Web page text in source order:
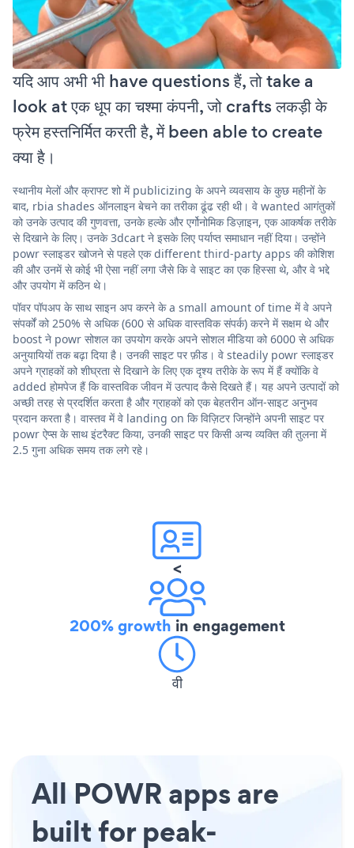
यदि आप अभी भी have questions हैं, तो take a
look at एक धूप का चश्मा कंपनी, जो crafts लकड़ी के
फ्रेम हस्तनिर्मित करती है, में been able to create
क्या है।
स्थानीय मेलों और क्राफ्ट शो में publicizing के अपने व्यवसाय के कुछ महीनों के
बाद, rbia shades ऑनलाइन बेचने का तरीका ढूंढ रही थी। वे wanted आगंतुकों
को उनके उत्पाद की गुणवत्ता, उनके हल्के और एर्गोनोमिक डिज़ाइन, एक आकर्षक तरीके
से दिखाने के लिए। उनके 3dcart ने इसके लिए पर्याप्त समाधान नहीं दिया। उन्होंने
powr स्लाइडर खोजने से पहले एक different third-party apps की कोशिश
की और उनमें से कोई भी ऐसा नहीं लगा जैसे कि वे साइट का एक हिस्सा थे, और वे भद्दे
और उपयोग में कठिन थे।
पॉवर पॉपअप के साथ साइन अप करने के a small amount of time में वे अपने
संपर्कों को 250% से अधिक (600 से अधिक वास्तविक संपर्क) करने में सक्षम थे और
boost ने powr सोशल का उपयोग करके अपने सोशल मीडिया को 6000 से अधिक
अनुयायियों तक बढ़ा दिया है। उनकी साइट पर फ़ीड। वे steadily powr स्लाइडर
अपने ग्राहकों को शीघ्रता से दिखाने के लिए एक दृश्य तरीके के रूप में हैं क्योंकि वे
added होमपेज हैं कि वास्तविक जीवन में उत्पाद कैसे दिखते हैं। यह अपने उत्पादों को
अच्छी तरह से प्रदर्शित करता है और ग्राहकों को एक बेहतरीन ऑन-साइट अनुभव
प्रदान करता है। वास्तव में वे landing on कि विज़िटर जिन्होंने अपनी साइट पर
powr ऐप्स के साथ इंटरैक्ट किया, उनकी साइट पर किसी अन्य व्यक्ति की तुलना में
2.5 गुना अधिक समय तक लगे रहे।
<
200% growth in engagement
वी
All POWR apps are
built for peak-